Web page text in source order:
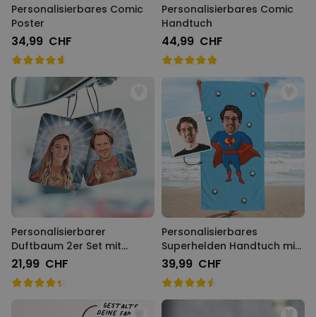
Personalisierbares Comic
Poster
34,99 CHF
Personalisierbares Comic
Handtuch
44,99 CHF
Personalisierbarer
Duftbaum 2er Set mit
Heiligenschein und Gesicht
21,99 CHF
Personalisierbares
Superhelden Handtuch mit
Gesicht im Comic-Style
39,99 CHF